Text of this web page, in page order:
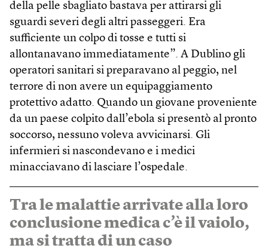
della pelle sbagliato bastava per attirarsi gli
sguardi severi degli altri passeggeri. Era
sufficiente un colpo di tosse e tutti si
allontanavano immediatamente”. A Dublino gli
operatori sanitari si preparavano al peggio, nel
terrore di non avere un equipaggiamento
protettivo adatto. Quando un giovane proveniente
da un paese colpito dall’ebola si presentò al pronto
soccorso, nessuno voleva avvicinarsi. Gli
infermieri si nascondevano e i medici
minacciavano di lasciare l’ospedale.
Tra le malattie arrivate alla loro
conclusione medica c’è il vaiolo,
ma si tratta di un caso